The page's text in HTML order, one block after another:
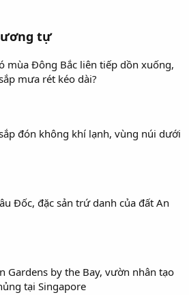
tự
mùa Đông Bắc liên tiếp dồn xuống,
mưa rét kéo dài?
đón không khí lạnh, vùng núi dưới
Đốc, đặc sản trứ danh của đất An
Gardens by the Bay, vườn nhân tạo
tại Singapore